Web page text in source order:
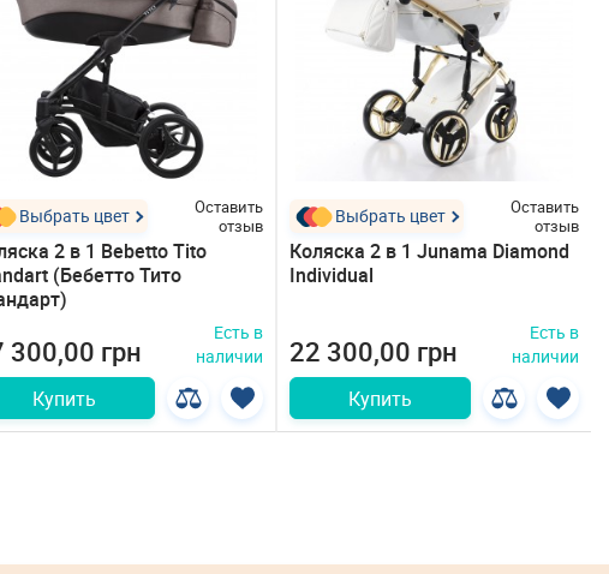
Выбрать цвет
Оставить
отзыв
2 в 1 Bebetto Tito
(Бебетто Тито
300,00 грн
Есть в
наличии
Купить
Выбрать цвет
Оставить
отзыв
Коляска 2 в 1 Junama Diamond
Individual
22 300,00 грн
Есть в
наличии
Купить